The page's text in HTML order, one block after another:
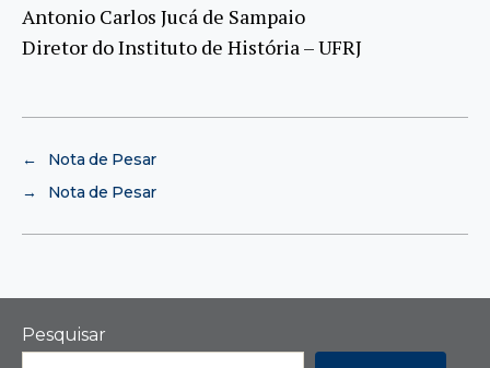
Antonio Carlos Jucá de Sampaio
Diretor do Instituto de História – UFRJ
←
Nota de Pesar
→
Nota de Pesar
Pesquisar